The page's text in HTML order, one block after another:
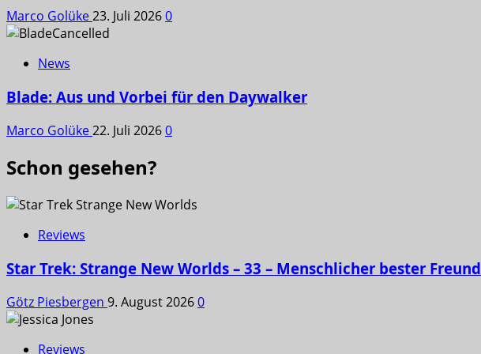
Marco Golüke23. Juli 20260
News
Blade: Aus und Vorbei für den Daywalker
Marco Golüke22. Juli 20260
Schon gesehen?
Reviews
Star Trek: Strange New Worlds – 33 – Menschlicher bester Freund
Götz Piesbergen 9. August 20260
Reviews